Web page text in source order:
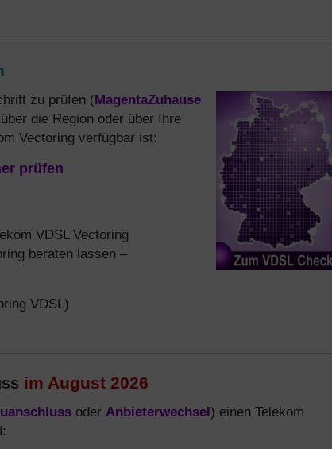
zu prüfen (MagentaZuhause
die Region oder über Ihre
Vectoring verfügbar ist:
prüfen
VDSL Vectoring
beraten lassen –
VDSL)
im August 2026
oder Anbieterwechsel) einen Telekom